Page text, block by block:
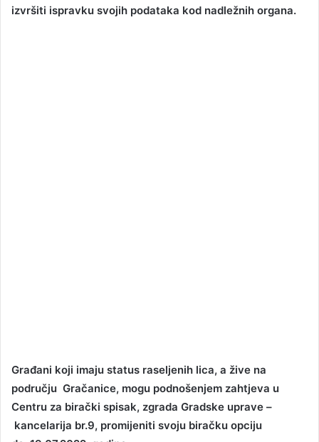
izvršiti ispravku svojih podataka kod nadležnih organa.
Građani koji imaju status raseljenih lica, a žive na
području Gračanice, mogu podnošenjem zahtjeva u
Centru za birački spisak, zgrada Gradske uprave –
kancelarija br.9, promijeniti svoju biračku opciju